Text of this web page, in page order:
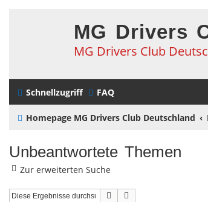
MG Drivers
MG Drivers Club
Schnellzugriff FAQ
Homepage MG Drivers Club Deutschland
Unbeantwortete Themen
Zur erweiterten Suche
Suche